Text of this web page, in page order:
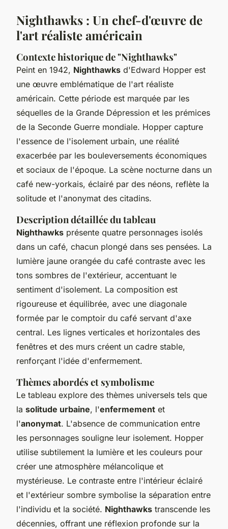
Nighthawks : Un chef-d'œuvre de
l'art réaliste américain
Contexte historique de "Nighthawks"
Peint en 1942, Nighthawks d'Edward Hopper est
une œuvre emblématique de l'art réaliste
américain. Cette période est marquée par les
séquelles de la Grande Dépression et les prémices
de la Seconde Guerre mondiale. Hopper capture
l'essence de l'isolement urbain, une réalité
exacerbée par les bouleversements économiques
et sociaux de l'époque. La scène nocturne dans un
café new-yorkais, éclairé par des néons, reflète la
solitude et l'anonymat des citadins.
Description détaillée du tableau
Nighthawks présente quatre personnages isolés
dans un café, chacun plongé dans ses pensées. La
lumière jaune orangée du café contraste avec les
tons sombres de l'extérieur, accentuant le
sentiment d'isolement. La composition est
rigoureuse et équilibrée, avec une diagonale
formée par le comptoir du café servant d'axe
central. Les lignes verticales et horizontales des
fenêtres et des murs créent un cadre stable,
renforçant l'idée d'enfermement.
Thèmes abordés et symbolisme
Le tableau explore des thèmes universels tels que
la solitude urbaine, l'enfermement et
l'anonymat. L'absence de communication entre
les personnages souligne leur isolement. Hopper
utilise subtilement la lumière et les couleurs pour
créer une atmosphère mélancolique et
mystérieuse. Le contraste entre l'intérieur éclairé
et l'extérieur sombre symbolise la séparation entre
l'individu et la société. Nighthawks transcende les
décennies, offrant une réflexion profonde sur la